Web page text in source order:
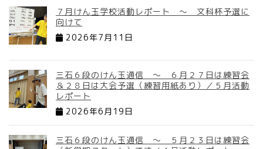
７月けん玉学校活動レポート ～ 文科杯予選に
向けて
2026年7月11日
三石６段のけん玉通信 ～ ６月２７日は練習会
＆２８日は大会予選（練習用紙あり）／５月活動
レポート
2026年6月19日
三石６段のけん玉通信 ～ ５月２３日は練習会